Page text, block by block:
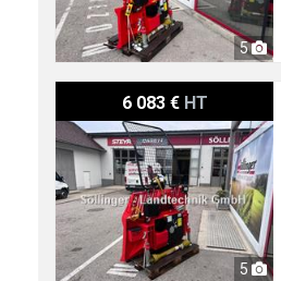
5
6 083 € HT
5
Königswieser KGD 55 SA